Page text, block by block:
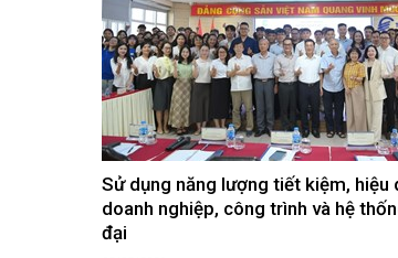
Sử dụng năng lượng tiết kiệm, hiệu
doanh nghiệp, công trình và hệ
đại